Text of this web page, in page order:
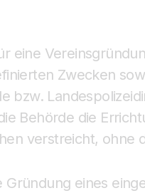
eine
Zwecken
bzw.
Behörde die
verstreicht, ohne
Gründung eines